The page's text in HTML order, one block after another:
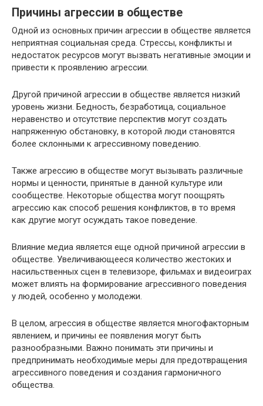
Причины агрессии в обществе
Одной из основных причин агрессии в обществе является
неприятная социальная среда. Стрессы, конфликты и
недостаток ресурсов могут вызвать негативные эмоции и
привести к проявлению агрессии.
Другой причиной агрессии в обществе является низкий
уровень жизни. Бедность, безработица, социальное
неравенство и отсутствие перспектив могут создать
напряженную обстановку, в которой люди становятся
более склонными к агрессивному поведению.
Также агрессию в обществе могут вызывать различные
нормы и ценности, принятые в данной культуре или
сообществе. Некоторые общества могут поощрять
агрессию как способ решения конфликтов, в то время
как другие могут осуждать такое поведение.
Влияние медиа является еще одной причиной агрессии в
обществе. Увеличивающееся количество жестоких и
насильственных сцен в телевизоре, фильмах и видеоиграх
может влиять на формирование агрессивного поведения
у людей, особенно у молодежи.
В целом, агрессия в обществе является многофакторным
явлением, и причины ее появления могут быть
разнообразными. Важно понимать эти причины и
предпринимать необходимые меры для предотвращения
агрессивного поведения и создания гармоничного
общества.